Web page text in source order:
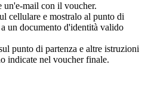
un'e-mail con il voucher.
cellulare e mostralo al punto di
un documento d'identità valido
punto di partenza e altre istruzioni
indicate nel voucher finale.